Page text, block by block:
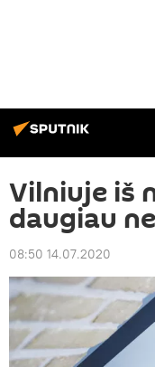
Vilniuje iš
daugiau
08:50 14.07.2020